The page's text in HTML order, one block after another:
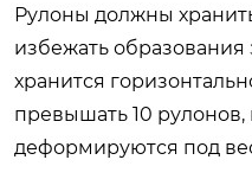
Рулоны должны
избежать образования
хранится
превышать 10
деформируются под